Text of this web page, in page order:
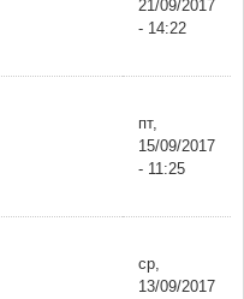
21/09/2017
- 14:22
пт,
15/09/2017
- 11:25
ср,
13/09/2017